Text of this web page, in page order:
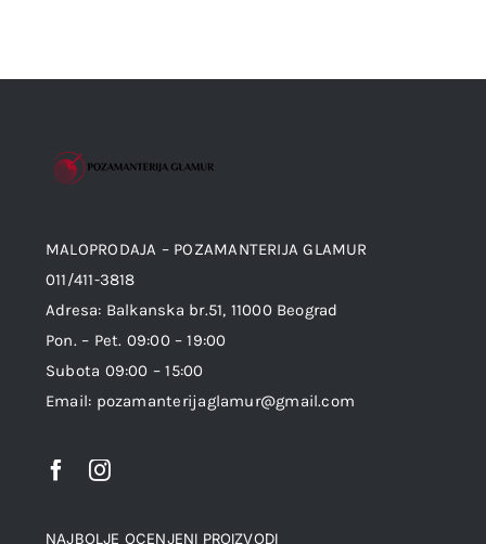
MALOPRODAJA – POZAMANTERIJA GLAMUR
011/411-3818
Adresa: Balkanska br.51, 11000 Beograd
Pon. – Pet. 09:00 – 19:00
Subota 09:00 – 15:00
Email: pozamanterijaglamur@gmail.com
NAJBOLJE OCENJENI PROIZVODI